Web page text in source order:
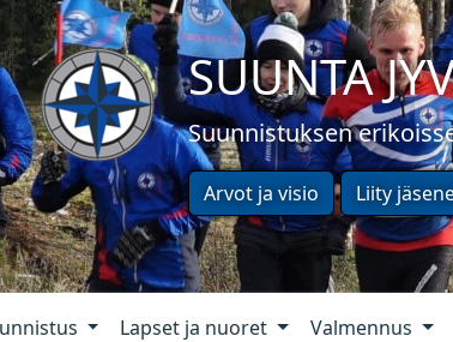
SUUNTA
Suunnistuksen
Arvot ja visio Liity
Lapset ja nuoret Valmennus